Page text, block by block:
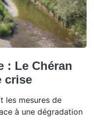
: Le Chéran
crise
les mesures de
à une dégradation